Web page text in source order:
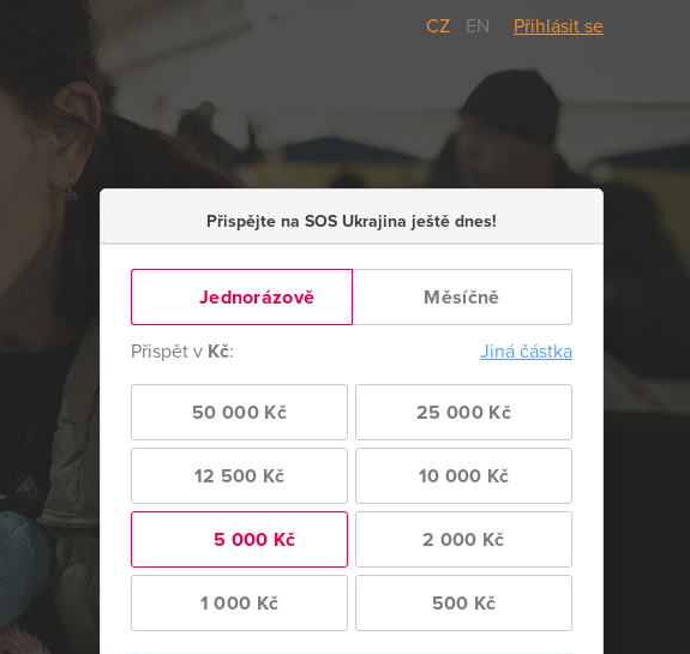
CZ EN Přihlásit se
Přispějte na SOS Ukrajina ještě dnes!
Jednorázově Měsíčně
Přispět v Kč: Jiná částka
50 000 Kč 25 000 Kč
12 500 Kč 10 000 Kč
5 000 Kč 2 000 Kč
1 000 Kč 500 Kč